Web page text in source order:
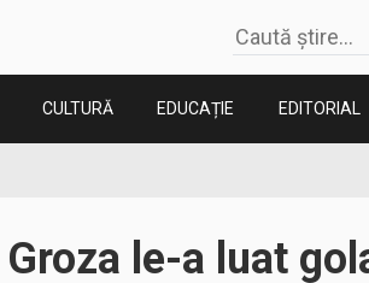
CULTURĂ EDUCAȚIE EDITORIAL
le-a luat